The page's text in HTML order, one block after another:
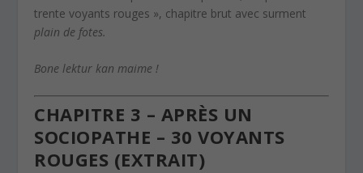
trente voyants rouges », chapitre brut avec surment
plain de fotes.
Bone lektur kan maime !
CHAPITRE 3 – APRÈS UN
SOCIOPATHE – 30 VOYANTS
ROUGES (EXTRAIT)